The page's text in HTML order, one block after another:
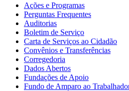
Ações e Programas
Perguntas Frequentes
Auditorias
Boletim de Serviço
Carta de Serviços ao Cidadão
Convênios e Transferências
Corregedoria
Dados Abertos
Fundações de Apoio
Fundo de Amparo ao